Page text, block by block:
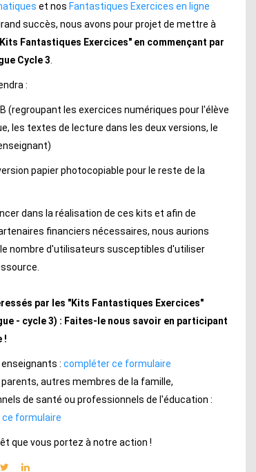
et nos Fantastiques Exercices en ligne
succès, nous avons pour projet de mettre à
Fantastiques Exercices" en commençant par
Cycle 3.
:
(regroupant les exercices numériques pour l'élève
les textes de lecture dans les deux versions, le
papier photocopiable pour le reste de la
dans la réalisation de ces kits et afin de
financiers nécessaires, nous aurions
le nombre d'utilisateurs susceptibles d'utiliser
par les "Kits Fantastiques Exercices"
- cycle 3) : Faites-le nous savoir en participant
!
:compléter ce formulaire
autres membres de la famille,
de santé ou professionnels de l'éducation :
formulaire
que vous portez à notre action !